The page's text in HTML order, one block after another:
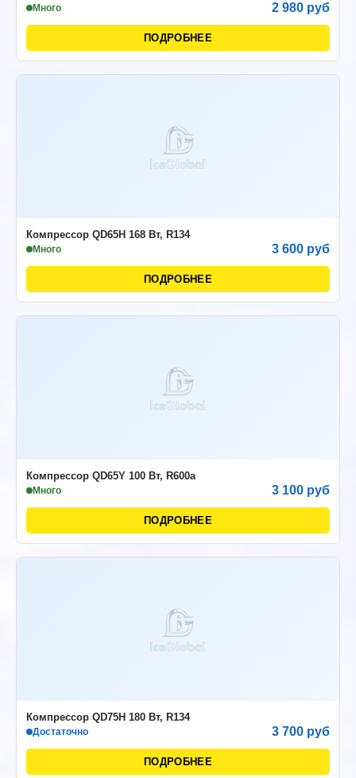
Много 2 980 руб
ПОДРОБНЕЕ
Компрессор QD65H 168 Вт, R134
Много 3 600 руб
ПОДРОБНЕЕ
Компрессор QD65Y 100 Вт, R600a
Много 3 100 руб
ПОДРОБНЕЕ
Компрессор QD75H 180 Вт, R134
Достаточно 3 700 руб
ПОДРОБНЕЕ